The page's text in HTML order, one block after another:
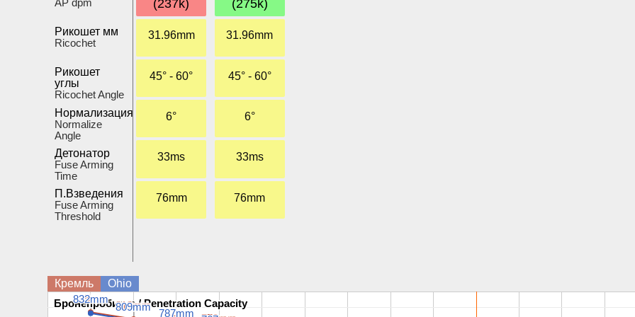
Рикошет мм
Ricochet
Рикошет
углы
Ricochet Angle
Нормализация
Normalize
Angle
Детонатор
Fuse Arming
Time
П.Взведения
Fuse Arming
Threshold
(237k)
31.96mm
45° - 60°
6°
33ms
76mm
(275k)
31.96mm
45° - 60°
6°
33ms
76mm
Кремль Ohio
Бронепробитие / Penetration Capacity
Бронепробитие / Penetration Capacity
835mm
835mm
813mm
813mm
791mm
791mm
832mm
832mm
809mm
809mm
787mm
787mm